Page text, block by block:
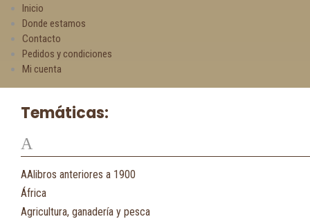
Inicio
Donde estamos
Contacto
Pedidos y condiciones
Mi cuenta
Temáticas:
A
AAlibros anteriores a 1900
África
Agricultura, ganadería y pesca